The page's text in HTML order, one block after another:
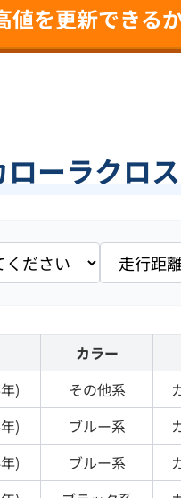
値を更新できる
ーラクロ
カラー
) その他系
) ブルー系
) ブルー系